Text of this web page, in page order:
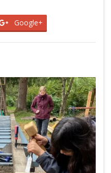
Google+